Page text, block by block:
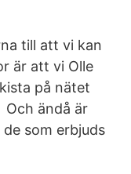
till att vi kan
är att vi Olle
på nätet
ändå är
som erbjuds